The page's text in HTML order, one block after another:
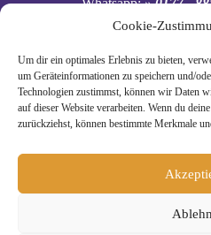
Cookie-
Um dir ein optimales Erlebnis zu bieten,
um Geräteinformationen zu speichern und/
Technologien zustimmst, können wir Daten
auf dieser Website verarbeiten. Wenn du
zurückziehst, können bestimmte Merkmale
Whatsapp:» 0177 -
Mobil:
» 0177 - 888
E‑Mail:»
Youtube:» yogimotion•